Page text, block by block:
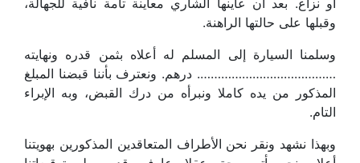
أو نزاع. بعد أن عاينها الشاري معاينة تامة نافية للجهالة،
وقبلها على حالتها الراهنة.
وسلمنا السيارة إلى المسلم له أعلاه بثمن قدره ونهايته
…………………………………. درهم. ونعترف بأننا قبضنا المبلغ
المذكور من يده كاملا ونبرأه من درك القبض، وبه الإبراء
التام.
وبهذا نشهد ونقر نحن الأطراف المتعاقدين المذكورين بهويتنا